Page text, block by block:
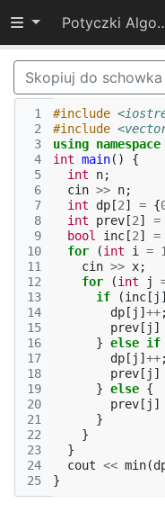
Przełącz widoczność Potyczki
Skopiuj do schowka
1
2
3
4
5
6
7
8
9
10
11
12
13
14
15
16
17
18
19
20
21
22
23
24
25
#include
#include
using namespace
int main()
{
int
n;
cin >> n;
int
dp [2] = {
int
prev [2] =
bool
inc [2] =
for
(int i = 1
cin >> x;
for
(int j
if
(inc [ j ]
dp [ j ] ++;
prev [ j ]
} else if
dp [ j ] ++;
prev [ j ]
} else {
prev [ j ]
}
}
}
cout << min(
}